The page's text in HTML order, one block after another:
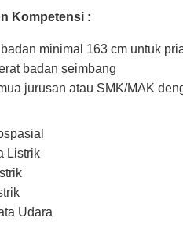
Kompetensi :
minimal 163 cm untuk
badan seimbang
jurusan atau SMK/MAK
Listrik
Udara